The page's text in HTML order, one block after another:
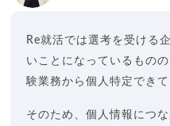
Re就活では選考を受ける
いことになっているもの
験業務から個人特定でき
そのため、個人情報につ